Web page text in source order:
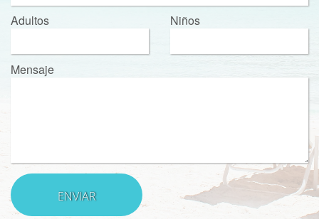
Adultos Niños
Mensaje